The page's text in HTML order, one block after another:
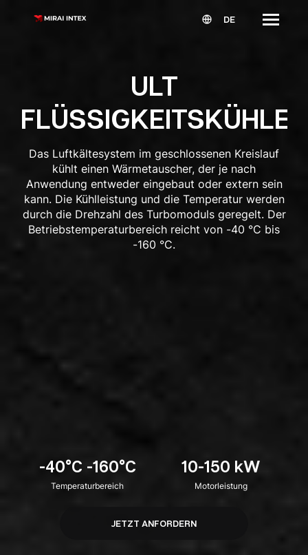
DE
ULT
FLÜSSIGKEITSKÜHLER
Das Luftkältesystem im geschlossenen Kreislauf
kühlt einen Wärmetauscher, der je nach
Anwendung entweder eingebaut oder extern sein
kann. Die Kühlleistung und die Temperatur werden
durch die Drehzahl des Turbomoduls geregelt. Der
Betriebstemperaturbereich reicht von -40 °C bis
-160 °C.
-40°C -160°C
Temperaturbereich
10-150 kW
Motorleistung
JETZT ANFORDERN